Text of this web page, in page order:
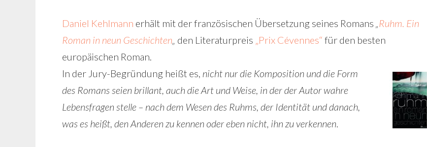
Daniel Kehlmann erhält mit der französischen Übersetzung seines Romans „Ruhm. Ein
Roman in neun Geschichten„ den Literaturpreis „Prix Cévennes“ für den besten
europäischen Roman.
In der Jury-Begründung heißt es, nicht nur die Komposition und die Form
des Romans seien brillant, auch die Art und Weise, in der der Autor wahre
Lebensfragen stelle – nach dem Wesen des Ruhms, der Identität und danach,
was es heißt, den Anderen zu kennen oder eben nicht, ihn zu verkennen.